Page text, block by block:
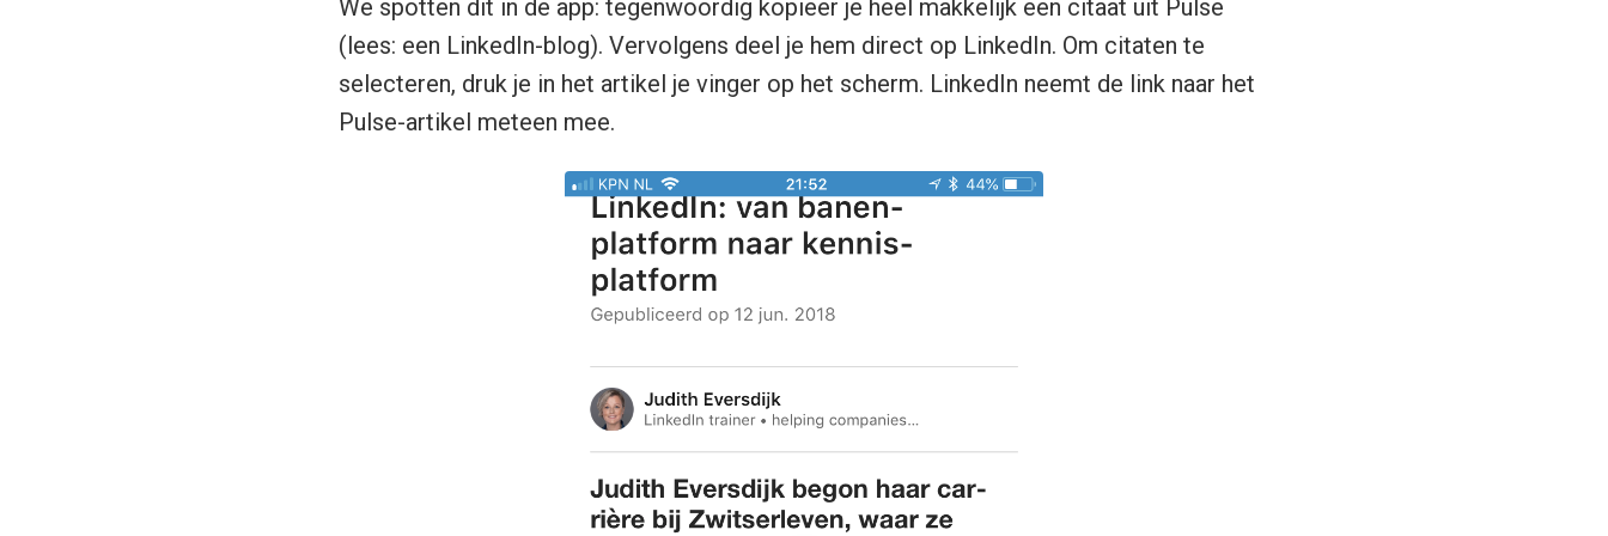
We spotten dit in de app: tegenwoordig kopieer je heel makkelijk een citaat uit Pulse
(lees: een LinkedIn-blog). Vervolgens deel je hem direct op LinkedIn. Om citaten te
selecteren, druk je in het artikel je vinger op het scherm. LinkedIn neemt de link naar het
Pulse-artikel meteen mee.